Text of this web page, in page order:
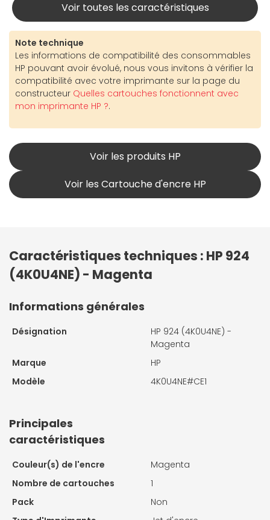
Voir toutes les caractéristiques
Note technique
Les informations de compatibilité des consommables
HP pouvant avoir évolué, nous vous invitons à vérifier la
compatibilité avec votre imprimante sur la page du
constructeur Quelles cartouches fonctionnent avec
mon imprimante HP ?.
Voir les produits HP
Voir les Cartouche d'encre HP
Caractéristiques techniques : HP 924
(4K0U4NE) - Magenta
Informations générales
Désignation
HP 924 (4K0U4NE) -
Magenta
Marque
HP
Modèle
4K0U4NE#CE1
Principales
caractéristiques
Couleur(s) de l'encre
Magenta
Nombre de cartouches
1
Pack
Non